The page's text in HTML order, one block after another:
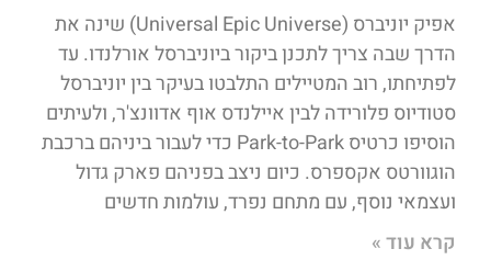
אפיק יוניברס (Universal Epic Universe) שינה את
הדרך שבה צריך לתכנן ביקור ביוניברסל אורלנדו. עד
לפתיחתו, רוב המטיילים התלבטו בעיקר בין יוניברסל
סטודיוס פלורידה לבין איילנדס אוף אדוונצ'ר, ולעיתים
הוסיפו כרטיס Park-to-Park כדי לעבור ביניהם ברכבת
הוגוורטס אקספרס. כיום ניצב בפניהם פארק גדול
ועצמאי נוסף, עם מתחם נפרד, עולמות חדשים
קרא עוד »